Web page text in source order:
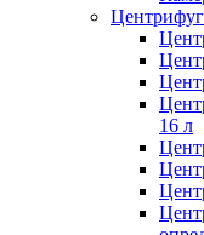
16 л